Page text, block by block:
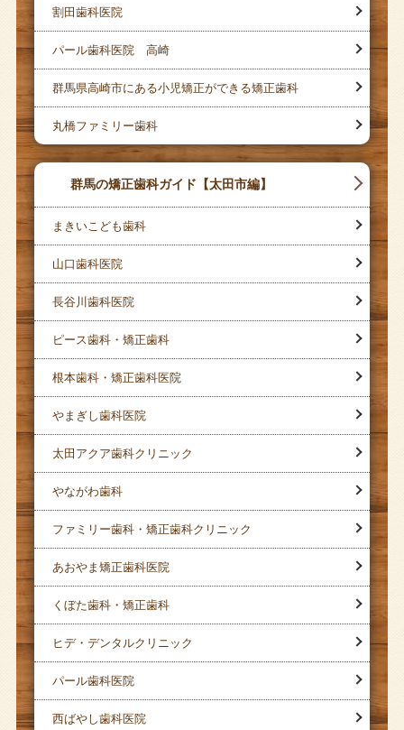
割田歯科医院
パール歯科医院 高崎
群馬県高崎市にある小児矯正ができる矯正歯科
丸橋ファミリー歯科
群馬の矯正歯科ガイド【太田市編】
まきいこども歯科
山口歯科医院
長谷川歯科医院
ピース歯科・矯正歯科
根本歯科・矯正歯科医院
やまぎし歯科医院
太田アクア歯科クリニック
やながわ歯科
ファミリー歯科・矯正歯科クリニック
あおやま矯正歯科医院
くぼた歯科・矯正歯科
ヒデ・デンタルクリニック
パール歯科医院
西ばやし歯科医院